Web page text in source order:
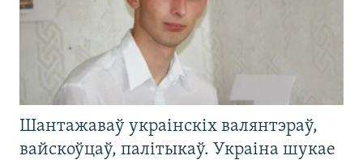
Шантажаваў украінскіх валянтэраў,
вайскоўцаў, палітыкаў. Украіна шукае